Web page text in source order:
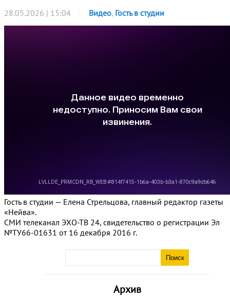
Архив
28.05.2026 | 15:04 Видео, Гость в студии
Гость в студии — Елена Стрельцова, главный редактор газеты
«Нейва».
СМИ телеканал ЭХО-ТВ 24, свидетельство о регистрации Эл
№ТУ66-01631 от 16 декабря 2016 г.